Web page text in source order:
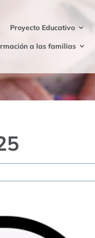
Proyecto Educativo
a las familias